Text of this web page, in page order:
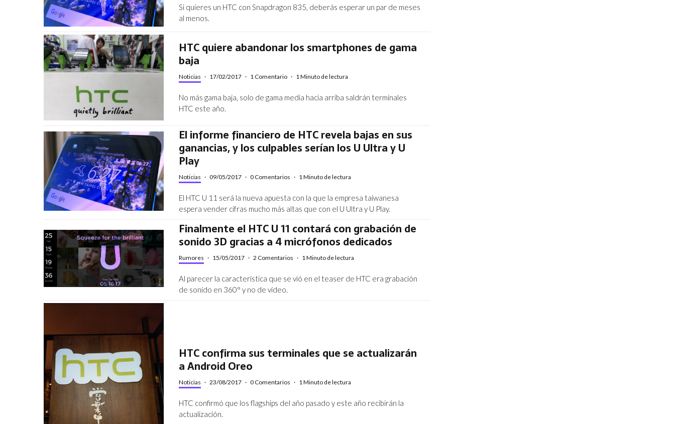
Si quieres un HTC con Snapdragon 835, deberás esperar un par de meses
al menos.
HTC quiere abandonar los smartphones de gama
baja
Noticias · 17/02/2017 · 1 Comentario · 1 Minuto de lectura
No más gama baja, solo de gama media hacia arriba saldrán terminales
HTC este año.
El informe financiero de HTC revela bajas en sus
ganancias, y los culpables serían los U Ultra y U
Play
Noticias · 09/05/2017 · 0 Comentarios · 1 Minuto de lectura
El HTC U 11 será la nueva apuesta con la que la empresa taiwanesa
espera vender cifras mucho más altas que con el U Ultra y U Play.
Finalmente el HTC U 11 contará con grabación de
sonido 3D gracias a 4 micrófonos dedicados
Rumores · 15/05/2017 · 2 Comentarios · 1 Minuto de lectura
Al parecer la característica que se vió en el teaser de HTC era grabación
de sonido en 360° y no de vídeo.
HTC confirma sus terminales que se actualizarán
a Android Oreo
Noticias · 23/08/2017 · 0 Comentarios · 1 Minuto de lectura
HTC confirmó que los flagships del año pasado y este año recibirán la
actualización.